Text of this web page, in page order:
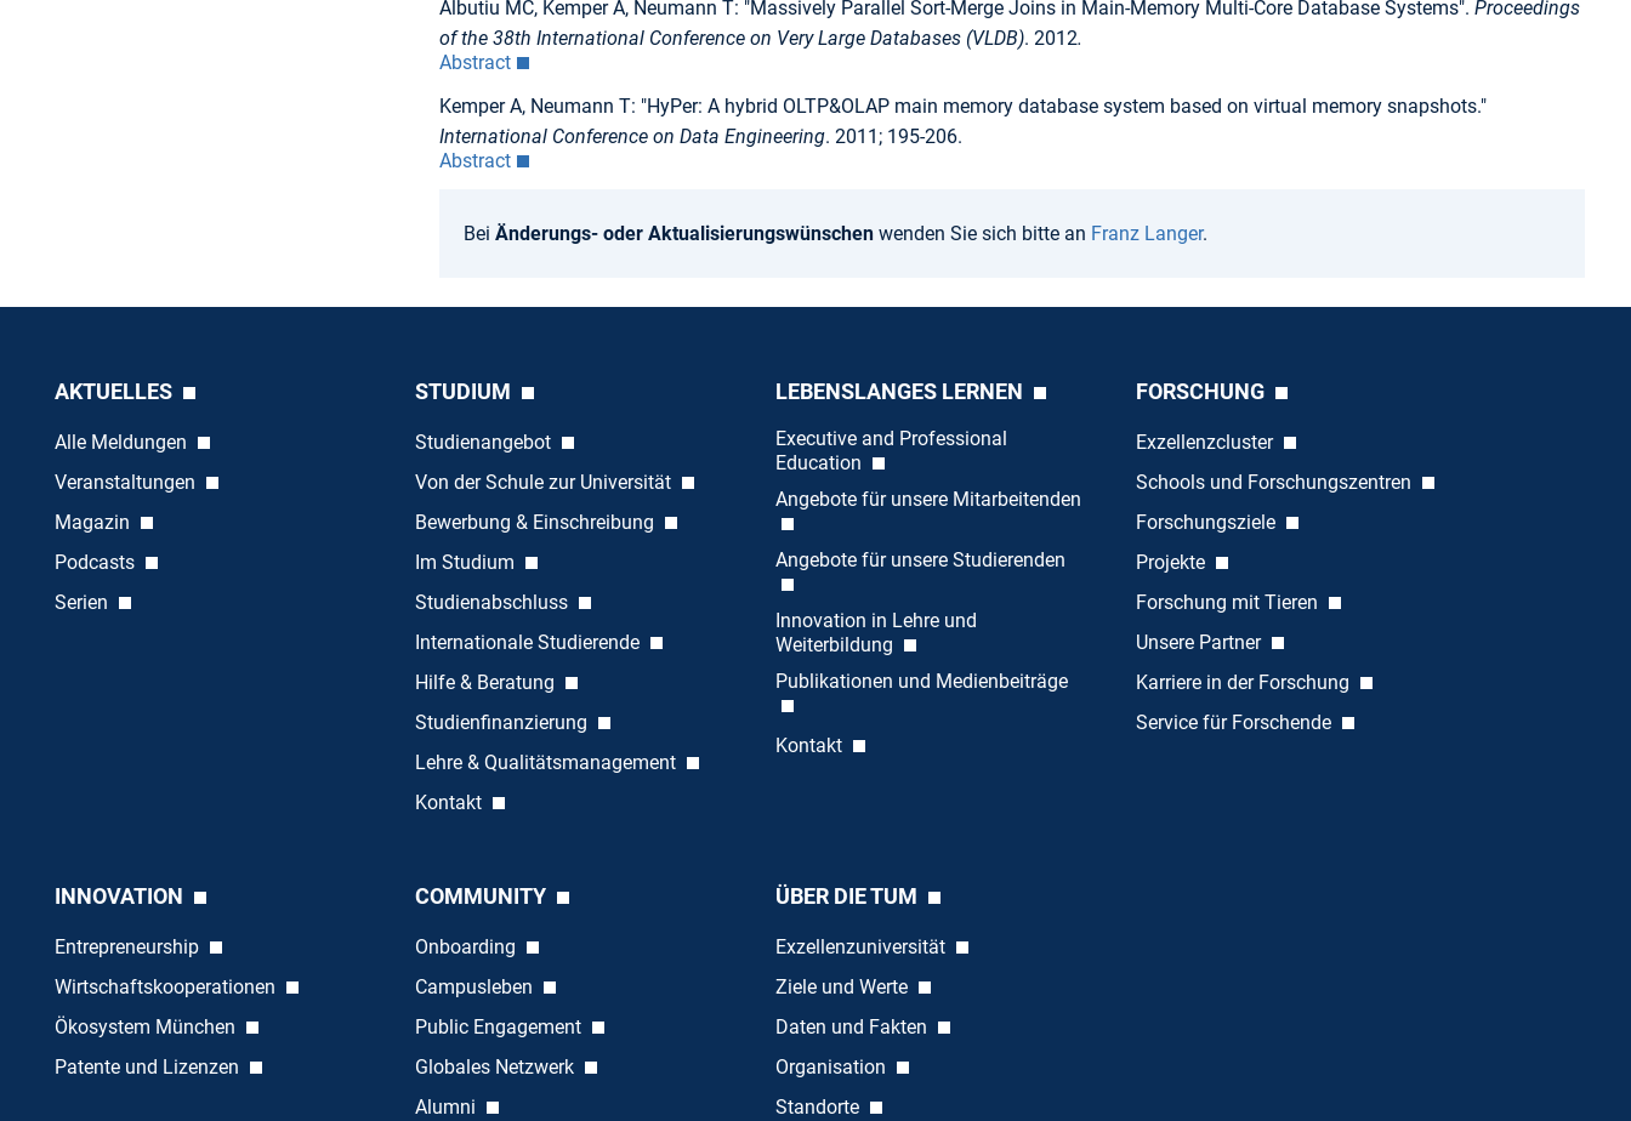
Albutiu MC, Kemper A, Neumann T: "Massively Parallel Sort-Merge Joins in Main-Memory Multi-Core Database Systems". Proceedings
of the 38th International Conference on Very Large Databases (VLDB). 2012.
Abstract
Kemper A, Neumann T: "HyPer: A hybrid OLTP&OLAP main memory database system based on virtual memory snapshots."
International Conference on Data Engineering. 2011; 195-206.
Abstract
Bei Änderungs- oder Aktualisierungswünschen wenden Sie sich bitte an Franz Langer.
AKTUELLES
Alle Meldungen
Veranstaltungen
Magazin
Podcasts
Serien
STUDIUM
Studienangebot
Von der Schule zur Universität
Bewerbung & Einschreibung
Im Studium
Studienabschluss
Internationale Studierende
Hilfe & Beratung
Studienfinanzierung
Lehre & Qualitätsmanagement
Kontakt
LEBENSLANGES LERNEN
Executive and Professional
Education
Angebote für unsere Mitarbeitenden
Angebote für unsere Studierenden
Innovation in Lehre und
Weiterbildung
Publikationen und Medienbeiträge
Kontakt
FORSCHUNG
Exzellenzcluster
Schools und Forschungszentren
Forschungsziele
Projekte
Forschung mit Tieren
Unsere Partner
Karriere in der Forschung
Service für Forschende
INNOVATION
Entrepreneurship
Wirtschaftskooperationen
Ökosystem München
Patente und Lizenzen
COMMUNITY
Onboarding
Campusleben
Public Engagement
Globales Netzwerk
Alumni
ÜBER DIE TUM
Exzellenzuniversität
Ziele und Werte
Daten und Fakten
Organisation
Standorte